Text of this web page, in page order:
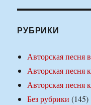
РУБРИКИ
Авторская песня
Авторская песня
Авторская песня
Без рубрики (145)